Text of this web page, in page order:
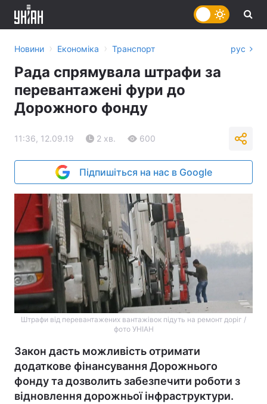
Новини › Економіка › Транспорт рус
Рада спрямувала штрафи за
перевантажені фури до
Дорожного фонду
11:36, 12.09.19 2 хв. 600
Підпишіться на нас в Google
Штрафи від перевантажених вантажівок підуть на ремонт доріг /
фото УНІАН
Закон дасть можливість отримати
додаткове фінансування Дорожнього
фонду та дозволить забезпечити роботи з
відновлення дорожньої інфраструктури.